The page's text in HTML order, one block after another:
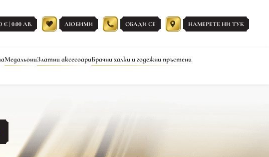
€ | 0.00 ЛВ. ЛЮБИМИ ОБАДИ СЕ НАМЕРЕТЕ НИ ТУК
МедальониЗлатни аксесоариБрачни халки и годежни пръстени